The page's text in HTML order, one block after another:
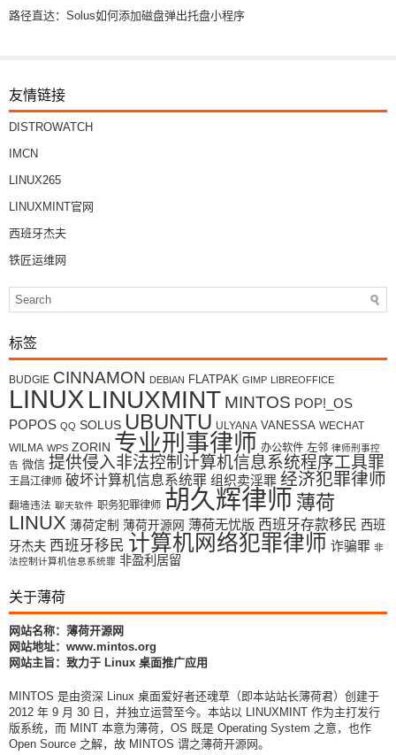
路径直达：Solus如何添加磁盘弹出托盘小程序
友情链接
DISTROWATCH
IMCN
LINUX265
LINUXMINT官网
西班牙杰夫
铁匠运维网
标签
BUDGIE CINNAMON DEBIAN FLATPAK GIMP LIBREOFFICE
LINUX LINUXMINT MINTOS POP!_OS
POPOS QQ SOLUS UBUNTU ULYANA VANESSA WECHAT
WILMA WPS ZORIN 专业刑事律师 办公软件 左邻 律师刑事控
告 微信 提供侵入非法控制计算机信息系统程序工具罪
王昌江律师 破坏计算机信息系统罪 组织卖淫罪 经济犯罪律师
翻墙违法 聊天软件 职务犯罪律师 胡久辉律师 薄荷
LINUX 薄荷定制 薄荷开源网 薄荷无忧版 西班牙存款移民 西班
牙杰夫 西班牙移民 计算机网络犯罪律师 诈骗罪 非
法控制计算机信息系统罪 非盈利居留
关于薄荷
网站名称：薄荷开源网
网站地址：www.mintos.org
网站主旨：致力于 Linux 桌面推广应用
MINTOS 是由资深 Linux 桌面爱好者还魂草（即本站站长薄荷君）创建于
2012 年 9 月 30 日，并独立运营至今。本站以 LINUXMINT 作为主打发行
版系统，而 MINT 本意为薄荷，OS 既是 Operating System 之意，也作
Open Source 之解，故 MINTOS 谓之薄荷开源网。